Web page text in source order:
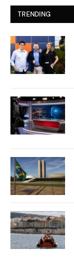
TRENDING